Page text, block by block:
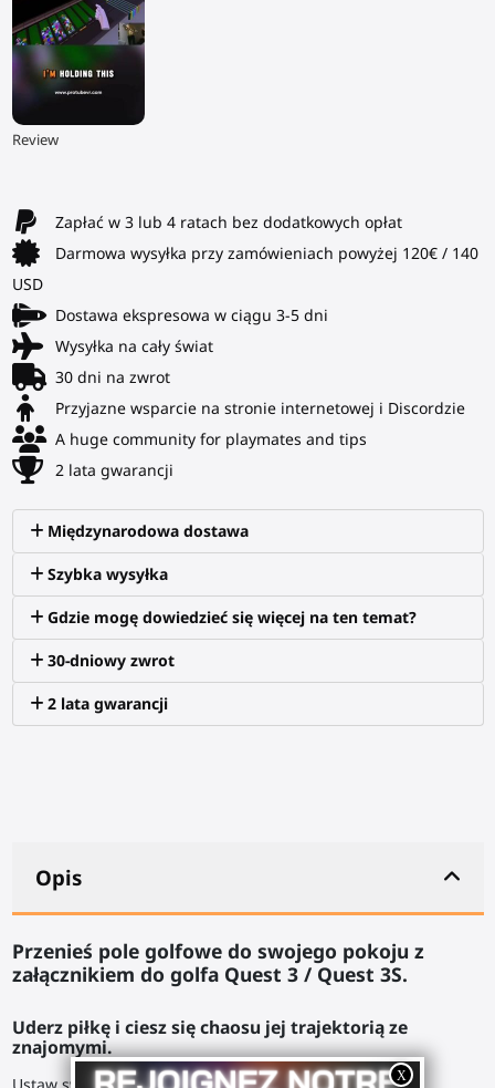
▶
Review
Zapłać w 3 lub 4 ratach bez dodatkowych opłat
Darmowa wysyłka przy zamówieniach powyżej 120€ / 140
USD
Dostawa ekspresowa w ciągu 3-5 dni
Wysyłka na cały świat
30 dni na zwrot
Przyjazne wsparcie na stronie internetowej i Discordzie
A huge community for playmates and tips
2 lata gwarancji
Międzynarodowa dostawa
Szybka wysyłka
Gdzie mogę dowiedzieć się więcej na ten temat?
30-dniowy zwrot
2 lata gwarancji
Opis
Przenieś pole golfowe do swojego pokoju z
załącznikiem do golfa Quest 3 / Quest 3S.
Uderz piłkę i ciesz się chaosu jej trajektorią ze
znajomymi.